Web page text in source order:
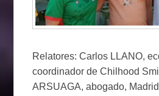
Relatores: Carlos LLANO,
coordinador de Chilhood
ARSUAGA, abogado,